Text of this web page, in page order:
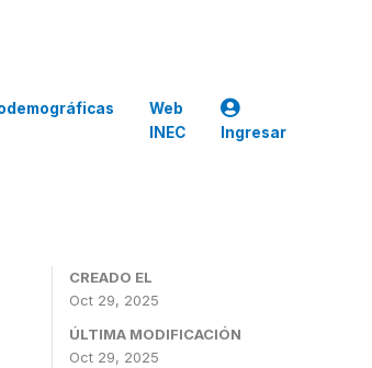
Web
INEC
Ingresar
CREADO EL
Oct 29, 2025
ÚLTIMA MODIFICACIÓN
Oct 29, 2025